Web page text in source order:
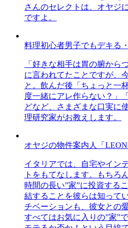
さんのセレクトは、オヤジ
ですよ。
料理初心者男子でもデキる
「好きな相手は胃の腑から
に言われてたことですが、
と。飲んだ後「ちょっと一
度一緒にアレ作らない？」
どなど、さまざまな口実に
理研究家がお教えします。
オヤジの物件案内人「LEON
イタリアでは、自宅やイン
トをもてなします。もちろ
時間の長い”家”に投資する
結することを彼らは知って
チベーションも、彼女との
すべてはお気に入りの”家”